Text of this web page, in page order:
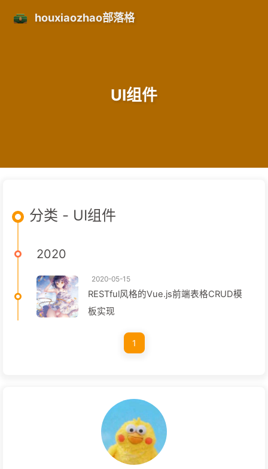
houxiaozhao部落格
UI组件
分类 - UI组件
2020
2020-05-15
RESTful风格的Vue.js前端表格CRUD模
板实现
1